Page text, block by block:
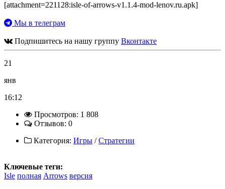
[attachment=221128:isle-of-arrows-v1.1.4-mod-lenov.ru.apk]
Мы в телеграм
Подпишитесь на нашу группу Вконтакте
21
янв
16:12
Просмотров: 1 808
Отзывов: 0
Категория: Игры /Стратегии
Ключевые теги:
Isle полная Arrows версия